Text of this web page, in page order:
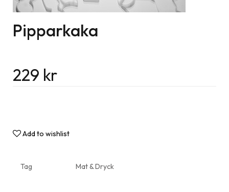
Pipparkaka
229 kr
Add to wishlist
Tag Mat & Dryck